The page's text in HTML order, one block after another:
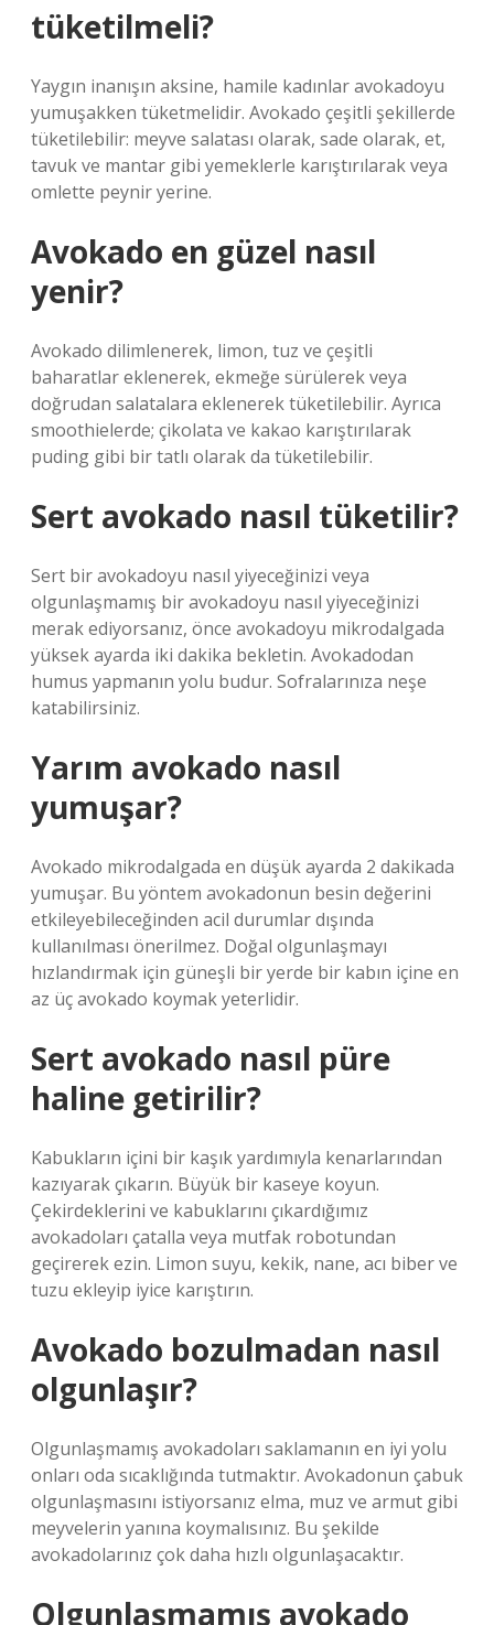
tüketilmeli?
Yaygın inanışın aksine, hamile kadınlar avokadoyu
yumuşakken tüketmelidir. Avokado çeşitli şekillerde
tüketilebilir: meyve salatası olarak, sade olarak, et,
tavuk ve mantar gibi yemeklerle karıştırılarak veya
omlette peynir yerine.
Avokado en güzel nasıl
yenir?
Avokado dilimlenerek, limon, tuz ve çeşitli
baharatlar eklenerek, ekmeğe sürülerek veya
doğrudan salatalara eklenerek tüketilebilir. Ayrıca
smoothielerde; çikolata ve kakao karıştırılarak
puding gibi bir tatlı olarak da tüketilebilir.
Sert avokado nasıl tüketilir?
Sert bir avokadoyu nasıl yiyeceğinizi veya
olgunlaşmamış bir avokadoyu nasıl yiyeceğinizi
merak ediyorsanız, önce avokadoyu mikrodalgada
yüksek ayarda iki dakika bekletin. Avokadodan
humus yapmanın yolu budur. Sofralarınıza neşe
katabilirsiniz.
Yarım avokado nasıl
yumuşar?
Avokado mikrodalgada en düşük ayarda 2 dakikada
yumuşar. Bu yöntem avokadonun besin değerini
etkileyebileceğinden acil durumlar dışında
kullanılması önerilmez. Doğal olgunlaşmayı
hızlandırmak için güneşli bir yerde bir kabın içine en
az üç avokado koymak yeterlidir.
Sert avokado nasıl püre
haline getirilir?
Kabukların içini bir kaşık yardımıyla kenarlarından
kazıyarak çıkarın. Büyük bir kaseye koyun.
Çekirdeklerini ve kabuklarını çıkardığımız
avokadoları çatalla veya mutfak robotundan
geçirerek ezin. Limon suyu, kekik, nane, acı biber ve
tuzu ekleyip iyice karıştırın.
Avokado bozulmadan nasıl
olgunlaşır?
Olgunlaşmamış avokadoları saklamanın en iyi yolu
onları oda sıcaklığında tutmaktır. Avokadonun çabuk
olgunlaşmasını istiyorsanız elma, muz ve armut gibi
meyvelerin yanına koymalısınız. Bu şekilde
avokadolarınız çok daha hızlı olgunlaşacaktır.
Olgunlaşmamış avokado